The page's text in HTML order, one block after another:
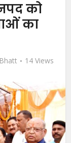
को
का
14 Views